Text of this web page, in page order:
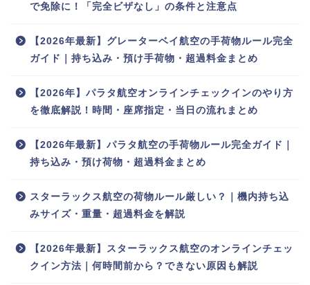
で免除に！「完全ビザなし」の条件と注意点
【2026年最新】グレーターベイ航空の手荷物ルール完全
ガイド｜持ち込み・預け手荷物・超過料金まとめ
【2026年】パラタ航空オンラインチェックインのやり方
を徹底解説！時間・座席指定・当日の流れまとめ
【2026年最新】パラタ航空の手荷物ルール完全ガイド｜
持ち込み・預け荷物・超過料金まとめ
スターラックス航空の荷物ルール厳しい？｜機内持ち込
みサイズ・重量・超過料金を解説
【2026年最新】スターラックス航空のオンラインチェッ
クイン方法｜何時間前から？できない原因も解説